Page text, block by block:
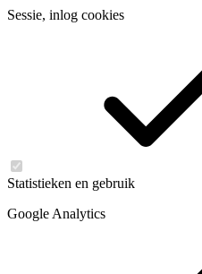
Sessie, inlog cookies
Statistieken en gebruik
Google Analytics